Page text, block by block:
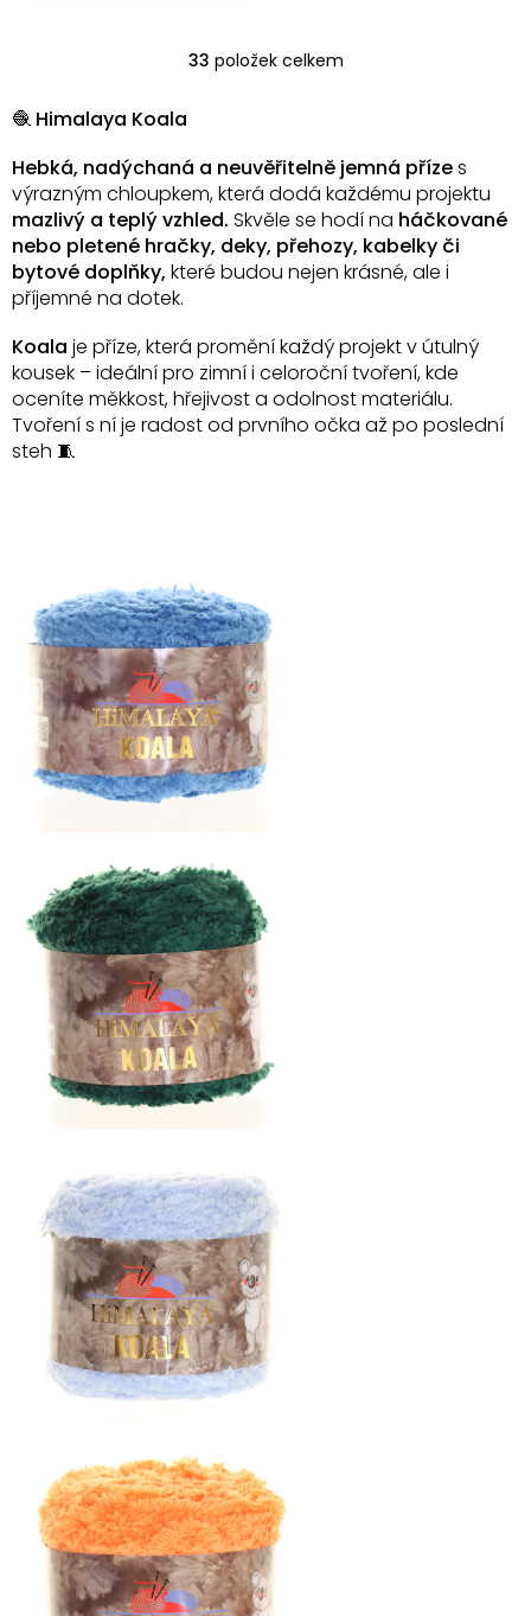
O
d
a
c
í
p
r
y
v
ý
p
i
33 položek celkem
🧶 Himalaya Koala
Hebká, nadýchaná a neuvěřitelně jemná přízes
výrazným chloupkem, která dodá každému projektu
mazlivý a teplý vzhled. Skvěle se hodí na háčkované
nebo pletené hračky, deky, přehozy, kabelky či
bytové doplňky, které budou nejen krásné, ale i
příjemné na dotek.
Koala je příze, která promění každý projekt v útulný
kousek – ideální pro zimní i celoroční tvoření, kde
oceníte měkkost, hřejivost a odolnost materiálu.
Tvoření s ní je radost od prvního očka až po poslední
steh 🧵